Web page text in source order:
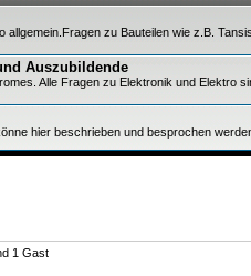
allgemein.Fragen zu Bauteilen wie z.B.
Auszubildende
Alle Fragen zu Elektronik und Elektro
hier beschrieben und besprochen
1 Gast